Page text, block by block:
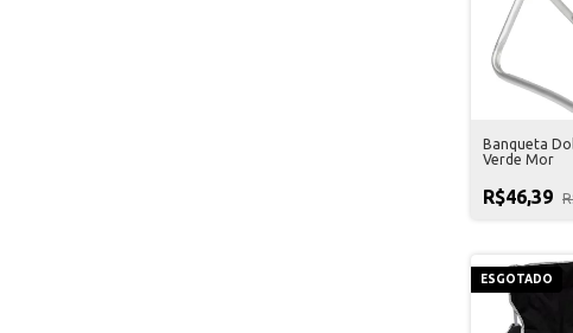
Banqueta
Verde Mor
R$46,39
ESGOTADO